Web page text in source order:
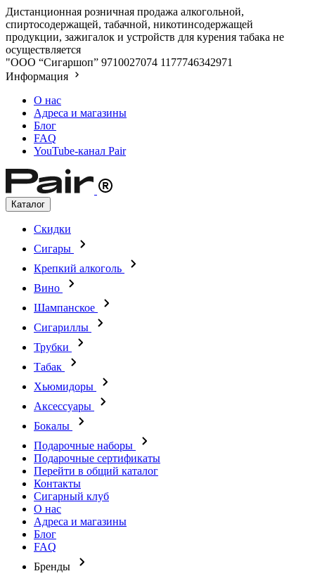
Дистанционная розничная продажа алкогольной,
спиртосодержащей, табачной, никотинсодержащей
продукции, зажигалок и устройств для курения табака не
осуществляется
"ООО “Сигаршоп” 9710027074 1177746342971
Информация
О нас
Адреса и магазины
Блог
FAQ
YouTube-канал Pair
Каталог
Скидки
Сигары
Крепкий алкоголь
Вино
Шампанское
Сигариллы
Трубки
Табак
Хьюмидоры
Аксессуары
Бокалы
Подарочные наборы
Подарочные сертификаты
Перейти в общий каталог
Контакты
Сигарный клуб
О нас
Адреса и магазины
Блог
FAQ
Бренды